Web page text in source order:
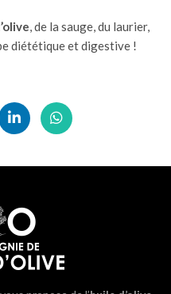
, de la sauge, du laurier,
diététique et digestive !